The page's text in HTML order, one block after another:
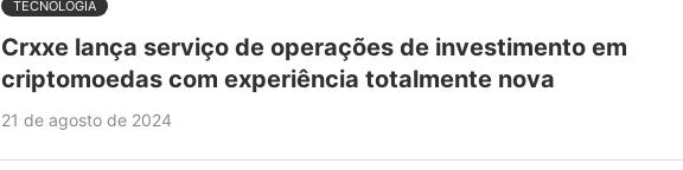
TECNOLOGIA
Crxxe lança serviço de operações de investimento em
criptomoedas com experiência totalmente nova
21 de agosto de 2024